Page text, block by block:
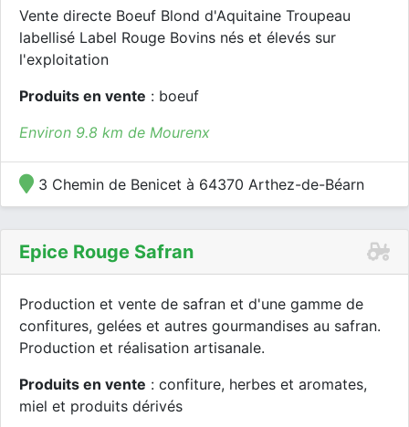
Vente directe Boeuf Blond d'Aquitaine Troupeau
labellisé Label Rouge Bovins nés et élevés sur
l'exploitation
Produits en vente : boeuf
Environ 9.8 km de Mourenx
3 Chemin de Benicet à 64370 Arthez-de-Béarn
Epice Rouge Safran
Production et vente de safran et d'une gamme de
confitures, gelées et autres gourmandises au safran.
Production et réalisation artisanale.
Produits en vente : confiture, herbes et aromates,
miel et produits dérivés